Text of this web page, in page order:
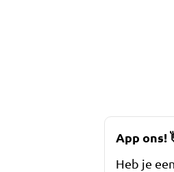
App ons!
Heb je